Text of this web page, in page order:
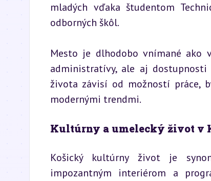
mladých vďaka študentom
odborných škôl.
Mesto je dlhodobo vnímané ako
administratívy, ale aj dostupnosti
života závisí od možností práce,
modernými trendmi.
Kultúrny a umelecký život v
Košický kultúrny život je
impozantným interiérom a